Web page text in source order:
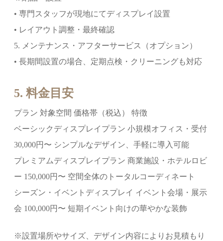
• 専門スタッフが現地にてディスプレイ設置
• レイアウト調整・最終確認
5. メンテナンス・アフターサービス（オプション）
• 長期間設置の場合、定期点検・クリーニングも対応
5. 料金目安
プラン 対象空間 価格帯（税込） 特徴
ベーシックディスプレイプラン 小規模オフィス・受付
30,000円〜 シンプルなデザイン、手軽に導入可能
プレミアムディスプレイプラン 商業施設・ホテルロビ
ー 150,000円〜 空間全体のトータルコーディネート
シーズン・イベントディスプレイ イベント会場・展示
会 100,000円〜 短期イベント向けの華やかな装飾
※設置場所やサイズ、デザイン内容によりお見積もり